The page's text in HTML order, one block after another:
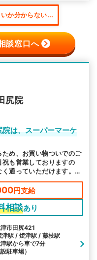
か分からない...
談窓口へ
尻院
は、スーパーマーケ
め、お買い物ついでのご
も営業しておりますの
通っていただけます。交
ください。
円支給
相談あり
市田尻421
津駅 / 焼津駅 / 藤枝駅
駅から車で7分
駐車場）